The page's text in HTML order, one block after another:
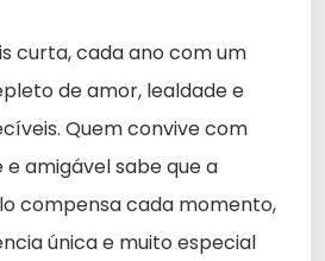
curta, cada ano com um
de amor, lealdade e
Quem convive com
amigável sabe que a
compensa cada momento,
única e muito especial